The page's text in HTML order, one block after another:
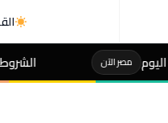
الشروط وخطوات التقديم